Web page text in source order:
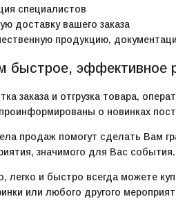
специалистов
доставку вашего заказа
продукцию,
быстрое, эффективное
заказа и отгрузка товара,
о новинках
продаж помогут сделать Вам
значимого для Вас события.
легко и быстро всегда можете
или любого другого